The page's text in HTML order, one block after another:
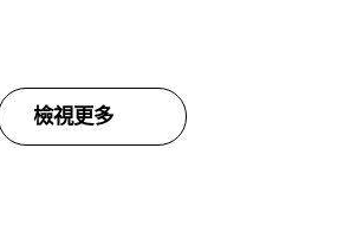
檢視更多